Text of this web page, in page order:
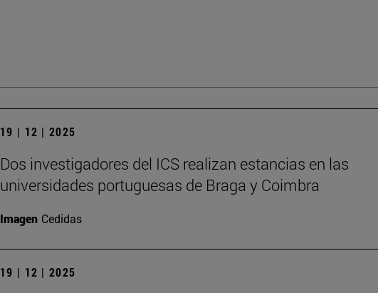
19 | 12 | 2025
Dos investigadores del ICS realizan estancias en las
universidades portuguesas de Braga y Coimbra
Imagen Cedidas
19 | 12 | 2025